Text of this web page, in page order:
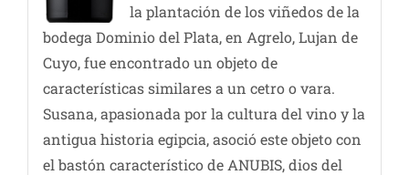
la plantación de los viñedos de la
bodega Dominio del Plata, en Agrelo, Lujan de
Cuyo, fue encontrado un objeto de
características similares a un cetro o vara.
Susana, apasionada por la cultura del vino y la
antigua historia egipcia, asoció este objeto con
el bastón característico de ANUBIS, dios del